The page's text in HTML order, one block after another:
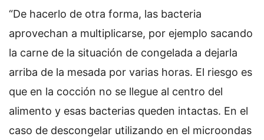
“De hacerlo de otra forma, las bacteria
aprovechan a multiplicarse, por ejemplo sacando
la carne de la situación de congelada a dejarla
arriba de la mesada por varias horas. El riesgo es
que en la cocción no se llegue al centro del
alimento y esas bacterias queden intactas. En el
caso de descongelar utilizando en el microondas